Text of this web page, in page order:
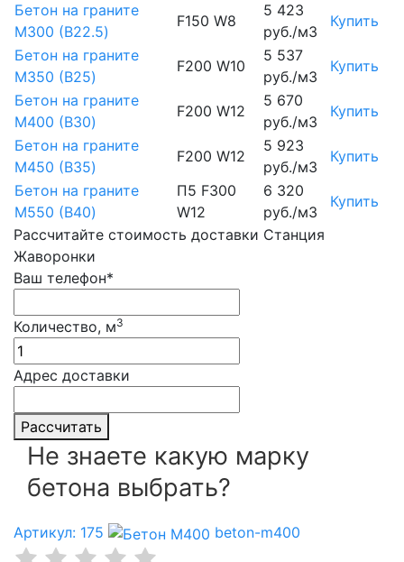
Бетон на граните
М300 (B22.5)
F150 W8
5 423
руб./м3
Купить
Бетон на граните
М350 (B25)
F200 W10
5 537
руб./м3
Купить
Бетон на граните
М400 (B30)
F200 W12
5 670
руб./м3
Купить
Бетон на граните
М450 (B35)
F200 W12
5 923
руб./м3
Купить
Бетон на граните
М550 (B40)
П5 F300
W12
6 320
руб./м3
Купить
Рассчитайте стоимость доставки Станция
Жаворонки
Ваш телефон*
Количество, м3
Адрес доставки
Рассчитать
Не знаете какую марку
бетона выбрать?
Артикул: 175 beton-m400